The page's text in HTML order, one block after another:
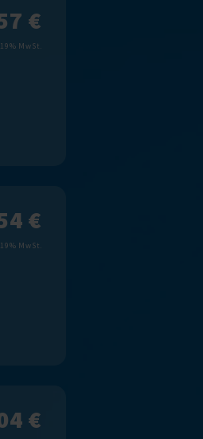
€
MwSt.
€
MwSt.
€